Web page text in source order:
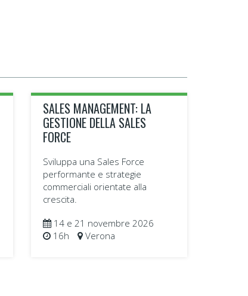
SALES MANAGEMENT: LA
GESTIONE DELLA SALES
FORCE
Sviluppa una Sales Force
performante e strategie
commerciali orientate alla
crescita.
14 e 21 novembre 2026
16h
Verona